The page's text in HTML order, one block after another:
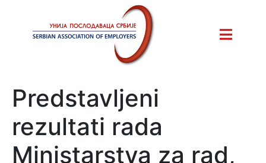
Predstavljeni
rezultati rada
Ministarstva za rad,